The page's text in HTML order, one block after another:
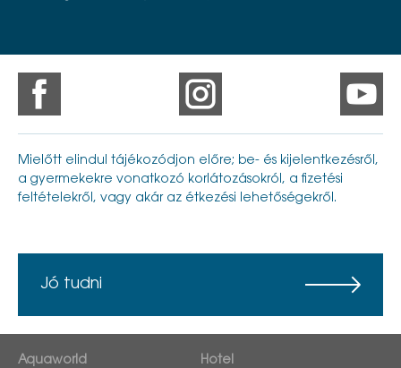
Mielőtt elindul tájékozódjon előre; be- és kijelentkezésről,
a gyermekekre vonatkozó korlátozásokról, a fizetési
feltételekről, vagy akár az étkezési lehetőségekről.
Jó tudni
Aquaworld Hotel